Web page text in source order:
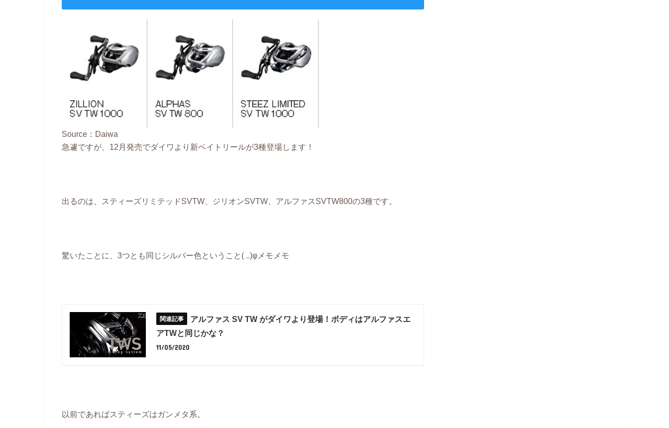
Source：Daiwa
急遽ですが、12月発売でダイワより新ベイトリールが3種登場します！
出るのは、スティーズリミテッドSVTW、ジリオンSVTW、アルファスSVTW800の3種です。
驚いたことに、3つとも同じシルバー色ということ( ..)φメモメモ
アルファス SV TW がダイワより登場！ボディはアルファスエ
アTWと同じかな？
11/05/2020
以前であればスティーズはガンメタ系。